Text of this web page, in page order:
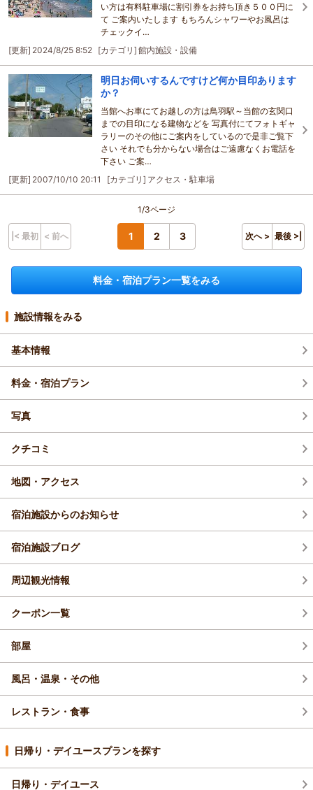
い方は有料駐車場に割引券をお持ち頂き５００円に
て ご案内いたします もちろんシャワーやお風呂は
チェックイ…
[更新] 2024/8/25 8:52 [カテゴリ] 館内施設・設備
明日お伺いするんですけど何か目印あります
か？
当館へお車にてお越しの方は鳥羽駅～当館の玄関口
までの目印になる建物などを 写真付にてフォトギャ
ラリーのその他にご案内をしているので是非ご覧下
さい それでも分からない場合はご遠慮なくお電話を
下さい ご案…
[更新] 2007/10/10 20:11 [カテゴリ] アクセス・駐車場
1/3ページ
|< 最初 < 前へ 1 2 3 次へ > 最後 >|
料金・宿泊プラン一覧をみる
施設情報をみる
基本情報
料金・宿泊プラン
写真
クチコミ
地図・アクセス
宿泊施設からのお知らせ
宿泊施設ブログ
周辺観光情報
クーポン一覧
部屋
風呂・温泉・その他
レストラン・食事
日帰り・デイユースプランを探す
日帰り・デイユース